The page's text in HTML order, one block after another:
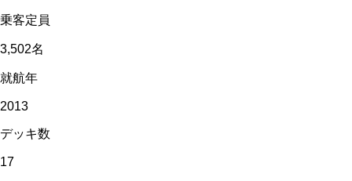
乗客定員
3,502名
就航年
2013
デッキ数
17